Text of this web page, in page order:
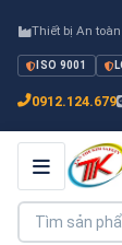
Thiết bị An
ISO 9001
0912.124.679